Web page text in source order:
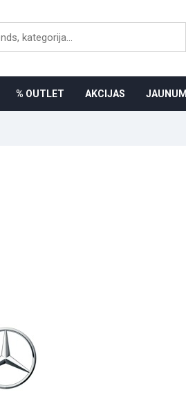
% OUTLET AKCIJAS JAUNUMI